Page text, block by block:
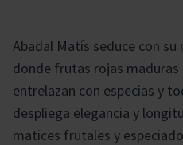
Abadal Matís seduce con
donde frutas rojas
entrelazan con especias y
despliega elegancia y
matices frutales y